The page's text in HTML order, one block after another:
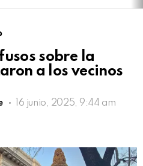
sobre la
a los vecinos
16 junio, 2025, 9:44 am